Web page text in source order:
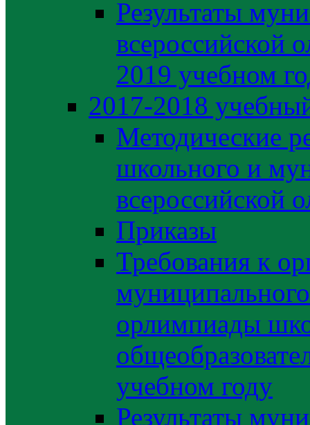
Результаты
всероссийской
2019 учебном
2017-2018
Методические
школьного и
всероссийской
Приказы
Требования к
орлимпиады
учебном году
Результаты